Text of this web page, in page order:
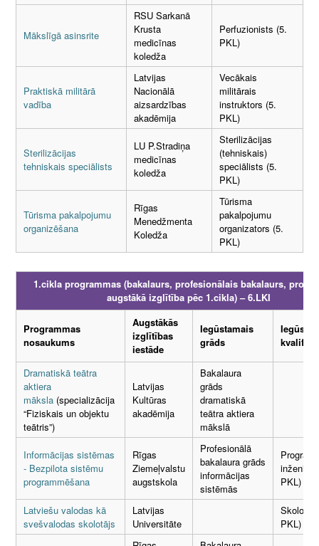
Mākslīgā asinsrite
RSU Sarkanā
Krusta
medicīnas
koledža
Perfuzionists (5.
PKL)
Praktiskā militārā
vadība
Latvijas
Nacionālā
aizsardzības
akadēmija
Vecākais
militārais
instruktors (5.
PKL)
Sterilizācijas
tehniskais speciālists
LU P.Stradiņa
medicīnas
koledža
Sterilizācijas
(tehniskais)
speciālists (5.
PKL)
Tūrisma pakalpojumu
organizēšana
Rīgas
Menedžmenta
Koledža
Tūrisma
pakalpojumu
organizators (5.
PKL)
1.cikla programmas (bakalaurs, profesionālais bakalaurs,
augstākā izglītība pēc 1.cikla) – 6.LKI
Programmas
nosaukums
Augstākās
izglītības
iestāde
Iegūstamais
grāds
Dramatiskā teātra
aktiera
māksla (specializācija
“Fiziskais un objektu
teātris”)
Latvijas
Kultūras
akadēmija
Bakalaura
grāds
dramatiskā
teātra aktiera
mākslā
Informācijas sistēmas
- Bezpilota sistēmu
programmēšana
Rīgas
Ziemeļvalstu
augstskola
Profesionālā
bakalaura grāds
informācijas
sistēmās
PKL)
Latviešu valodas kā
svešvalodas skolotājs
Latvijas
Universitāte
PKL)